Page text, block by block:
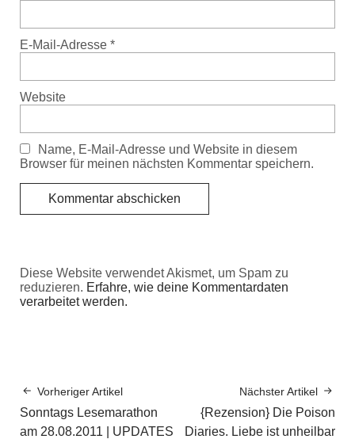
E-Mail-Adresse *
Website
Name, E-Mail-Adresse und Website in diesem
Browser für meinen nächsten Kommentar speichern.
Diese Website verwendet Akismet, um Spam zu
reduzieren. Erfahre, wie deine Kommentardaten
verarbeitet werden.
Vorheriger Artikel
Sonntags Lesemarathon
am 28.08.2011 | UPDATES
Nächster Artikel
{Rezension} Die Poison
Diaries. Liebe ist unheilbar